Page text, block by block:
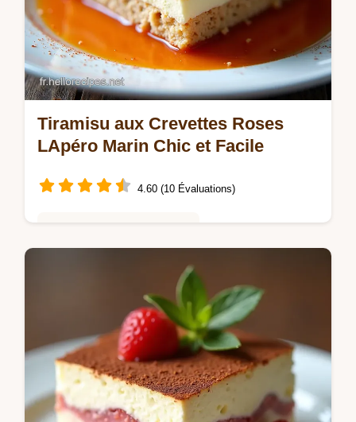
Tiramisu aux Crevettes Roses
LApéro Marin Chic et Facile
4.60 (10 Évaluations)
Envie dun Tiramisu aux Crevettes Roses
original Découvrez ma recette facile et
élégante Crémeux iodé et parfait pour
surprendre vos invités Essayezla vite